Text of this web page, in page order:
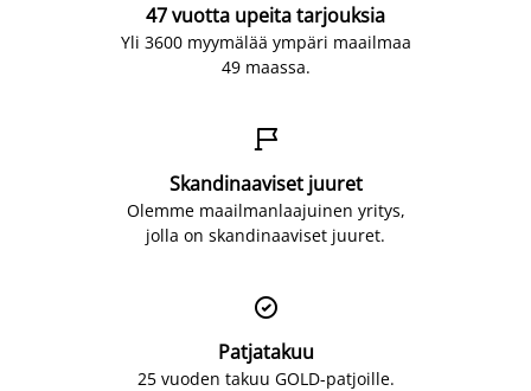
47 vuotta upeita tarjouksia
Yli 3600 myymälää ympäri maailmaa
49 maassa.

Skandinaaviset juuret
Olemme maailmanlaajuinen yritys,
jolla on skandinaaviset juuret.

Patjatakuu
25 vuoden takuu GOLD-patjoille.